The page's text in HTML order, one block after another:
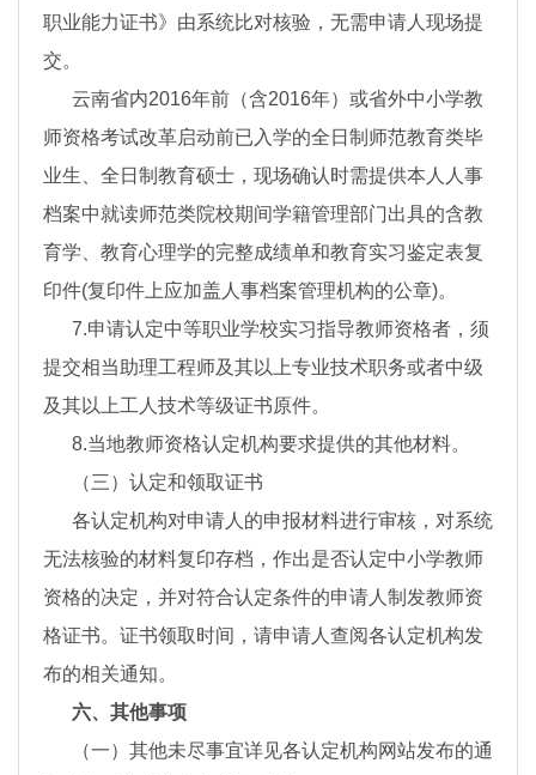
职业能力证书》由系统比对核验，无需申请人现场提
交。
云南省内2016年前（含2016年）或省外中小学教
师资格考试改革启动前已入学的全日制师范教育类毕
业生、全日制教育硕士，现场确认时需提供本人人事
档案中就读师范类院校期间学籍管理部门出具的含教
育学、教育心理学的完整成绩单和教育实习鉴定表复
印件(复印件上应加盖人事档案管理机构的公章)。
7.申请认定中等职业学校实习指导教师资格者，须
提交相当助理工程师及其以上专业技术职务或者中级
及其以上工人技术等级证书原件。
8.当地教师资格认定机构要求提供的其他材料。
（三）认定和领取证书
各认定机构对申请人的申报材料进行审核，对系统
无法核验的材料复印存档，作出是否认定中小学教师
资格的决定，并对符合认定条件的申请人制发教师资
格证书。证书领取时间，请申请人查阅各认定机构发
布的相关通知。
六、其他事项
（一）其他未尽事宜详见各认定机构网站发布的通